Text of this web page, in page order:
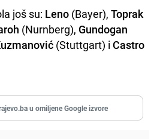
još su: Leno (Bayer), Toprak
(Nurnberg), Gundogan
(Stuttgart) i Castro
u omiljene Google izvore